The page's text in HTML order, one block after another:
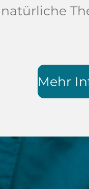
natürliche
Mehr